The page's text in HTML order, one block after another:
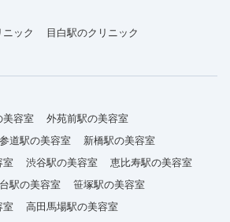
ック
目白駅のクリニック
美容室
外苑前駅の美容室
道駅の美容室
新橋駅の美容室
室 渋谷駅の美容室
恵比寿駅の美容室
駅の美容室
笹塚駅の美容室
室
高田馬場駅の美容室